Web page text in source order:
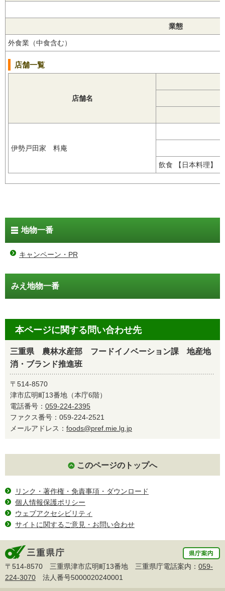
業態
外食業（中食含む）
店舗一覧
店舗名
伊勢戸田家 料庵
飲食 【日本料理】
地物一番
キャンペーン・PR
みえ地物一番
本ページに関する問い合わせ先
三重県 農林水産部 フードイノベーション課 地産地
消・ブランド推進班
〒514-8570
津市広明町13番地（本庁6階）
電話番号： 059-224-2395
ファクス番号：059-224-2521
メールアドレス： foods@pref.mie.lg.jp
このページのトップへ
リンク・著作権・免責事項・ダウンロード
個人情報保護ポリシー
ウェブアクセシビリティ
サイトに関するご意見・お問い合わせ
〒514-8570 三重県津市広明町13番地 三重県庁電話案内： 059-
224-3070 法人番号5000020240001